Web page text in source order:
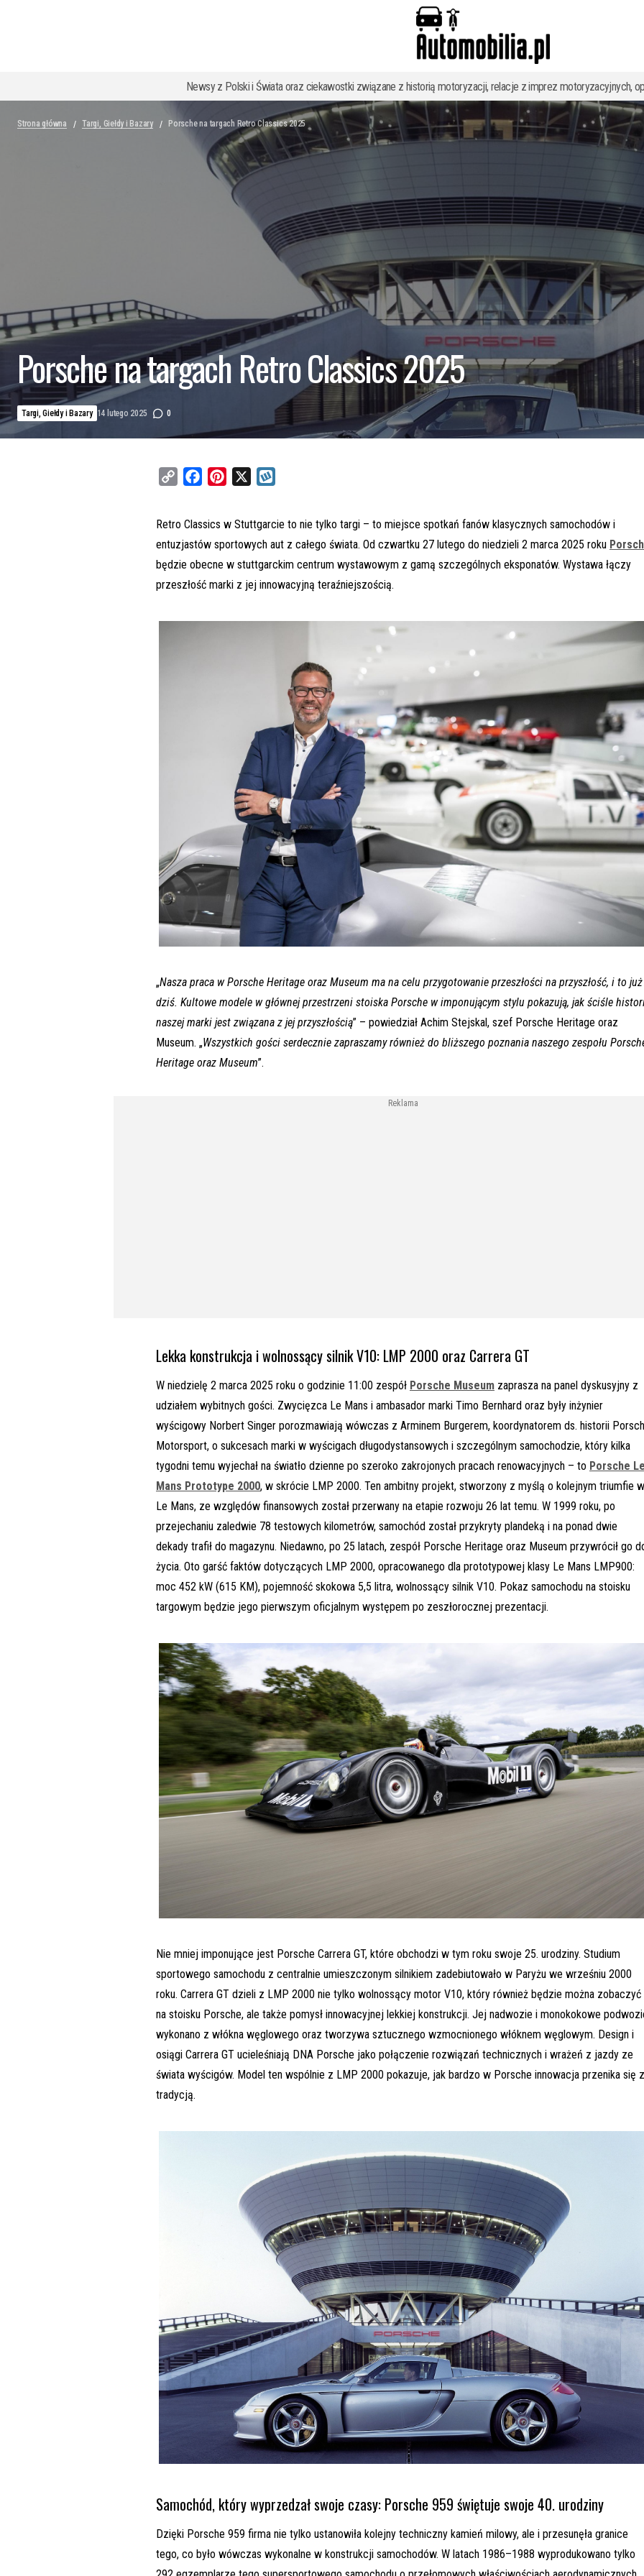
Newsy z Polski i Świata oraz ciekawostki związane z historią motoryzacji, relacje z imprez motoryzacyjnych,
Strona główna Targi, Giełdy i Bazary Porsche na targach Retro Classics 2025
Porsche na targach Retro Classics 2025
Targi, Giełdy i Bazary 14 lutego 2025 0
y
L
i
n
e
b
o
o
t
e
r
e
t
o
p
Retro Classics w Stuttgarcie to nie tylko targi – to miejsce spotkań fanów klasycznych samochodów i
entuzjastów sportowych aut z całego świata. Od czwartku 27 lutego do niedzieli 2 marca 2025 roku
będzie obecne w stuttgarckim centrum wystawowym z gamą szczególnych eksponatów. Wystawa łączy
przeszłość marki z jej innowacyjną teraźniejszością.
„Nasza praca w Porsche Heritage oraz Museum ma na celu przygotowanie przeszłości na przyszłość, i to już
dziś. Kultowe modele w głównej przestrzeni stoiska Porsche w imponującym stylu pokazują, jak ściśle
naszej marki jest związana z jej przyszłością” – powiedział Achim Stejskal, szef Porsche Heritage oraz
Museum. „Wszystkich gości serdecznie zapraszamy również do bliższego poznania naszego zespołu
Heritage oraz Museum”.
Reklama
Lekka konstrukcja i wolnossący silnik V10: LMP 2000 oraz Carrera GT
W niedzielę 2 marca 2025 roku o godzinie 11:00 zespół Porsche Museum zaprasza na panel dyskusyjny z
udziałem wybitnych gości. Zwycięzca Le Mans i ambasador marki Timo Bernhard oraz były inżynier
wyścigowy Norbert Singer porozmawiają wówczas z Arminem Burgerem, koordynatorem ds. historii
Motorsport, o sukcesach marki w wyścigach długodystansowych i szczególnym samochodzie, który kilka
tygodni temu wyjechał na światło dzienne po szeroko zakrojonych pracach renowacyjnych – to Porsche
Mans Prototype 2000, w skrócie LMP 2000. Ten ambitny projekt, stworzony z myślą o kolejnym triumfie w
Le Mans, ze względów finansowych został przerwany na etapie rozwoju 26 lat temu. W 1999 roku, po
przejechaniu zaledwie 78 testowych kilometrów, samochód został przykryty plandeką i na ponad dwie
dekady trafił do magazynu. Niedawno, po 25 latach, zespół Porsche Heritage oraz Museum przywrócił go
życia. Oto garść faktów dotyczących LMP 2000, opracowanego dla prototypowej klasy Le Mans LMP900:
moc 452 kW (615 KM), pojemność skokowa 5,5 litra, wolnossący silnik V10. Pokaz samochodu na stoisku
targowym będzie jego pierwszym oficjalnym występem po zeszłorocznej prezentacji.
Nie mniej imponujące jest Porsche Carrera GT, które obchodzi w tym roku swoje 25. urodziny. Studium
sportowego samochodu z centralnie umieszczonym silnikiem zadebiutowało w Paryżu we wrześniu 2000
roku. Carrera GT dzieli z LMP 2000 nie tylko wolnossący motor V10, który również będzie można zobaczyć
na stoisku Porsche, ale także pomysł innowacyjnej lekkiej konstrukcji. Jej nadwozie i monokokowe
wykonano z włókna węglowego oraz tworzywa sztucznego wzmocnionego włóknem węglowym. Design i
osiągi Carrera GT ucieleśniają DNA Porsche jako połączenie rozwiązań technicznych i wrażeń z jazdy ze
świata wyścigów. Model ten wspólnie z LMP 2000 pokazuje, jak bardzo w Porsche innowacja przenika się z
tradycją.
Samochód, który wyprzedzał swoje czasy: Porsche 959 świętuje swoje 40. urodziny
Dzięki Porsche 959 firma nie tylko ustanowiła kolejny techniczny kamień milowy, ale i przesunęła granice
tego, co było wówczas wykonalne w konstrukcji samochodów. W latach 1986–1988 wyprodukowano tylko